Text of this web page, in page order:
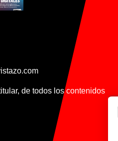
de todos los contenidos